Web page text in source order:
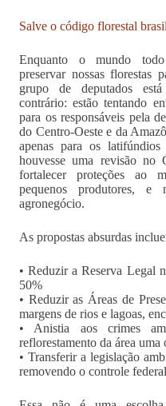
Salve o código florestal
Enquanto o mundo
preservar nossas florestas
grupo de deputados
contrário: estão tentando
para os responsáveis pela
do Centro-Oeste e da
apenas para os
houvesse uma revisão no
fortalecer proteções ao
pequenos produtores, e
agronegócio.
As propostas absurdas
• Reduzir a Reserva Legal
50%
• Reduzir as Áreas de
margens de rios e lagoas,
• Anistia aos crimes
reflorestamento da área uma
• Transferir a legislação
removendo o controle federal